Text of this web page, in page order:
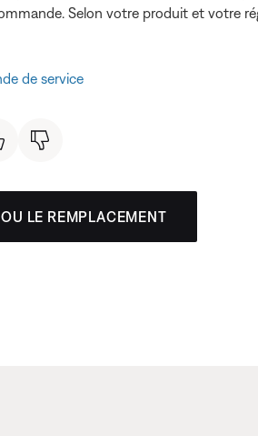
Selon votre produit et votre
de service
LE REMPLACEMENT